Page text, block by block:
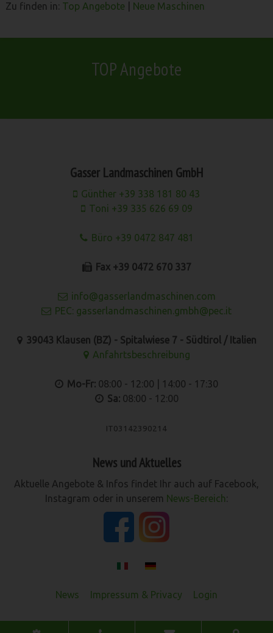
Zu finden in: Top Angebote Neue Maschinen
TOP Angebote
Gasser Landmaschinen GmbH
Günther +39 338 181 80 43
Toni +39 335 626 69 09
Büro +39 0472 847 481
Fax +39 0472 670 337
info@gasserlandmaschinen.com
PEC: gasserlandmaschinen.gmbh@pec.it
39043 Klausen (BZ) - Spitalwiese 7 - Südtirol / Italien
Anfahrtsbeschreibung
Mo-Fr: 08:00 - 12:00 | 14:00 - 17:30
Sa:08:00 - 12:00
IT03142390214
News und Aktuelles
Aktuelle Angebote & Infos findet Ihr auch auf Facebook,
Instagram oder in unserem News-Bereich:
News Impressum & Privacy Login